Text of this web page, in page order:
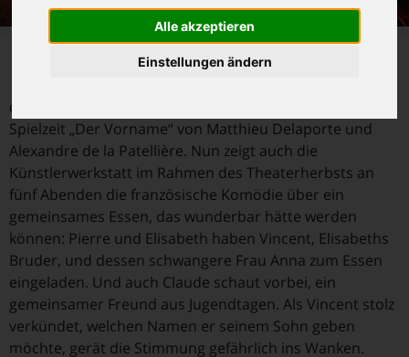
Alle akzeptieren
Einstellungen ändern
ie erfolgreichste neue Komödie der vergangenen
deutsche Theater inszenierten allein in der vorigen
Spielzeit „Der Vorname“ von Matthieu Delaporte und
Alexandre de la Patellière. Nun zeigt auch die
Künstlerwerkstatt im Rahmen des Theaterherbsts an
fünf Abenden die französische Komödie über ein
gemeinsames Essen, das wunderbar hätte werden
können: Pierre und Elisabeth haben Vincent, Elisabeths
Bruder, und dessen schwangere Frau Anna zum Essen
eingeladen. Und auch Claude schaut vorbei, ein
gemeinsamer Freund aus Jugendtagen. Als Vincent stolz
verkündet, welchen Namen er seinem Sohn geben
möchte, gerät die Stimmung gefährlich ins Wanken.